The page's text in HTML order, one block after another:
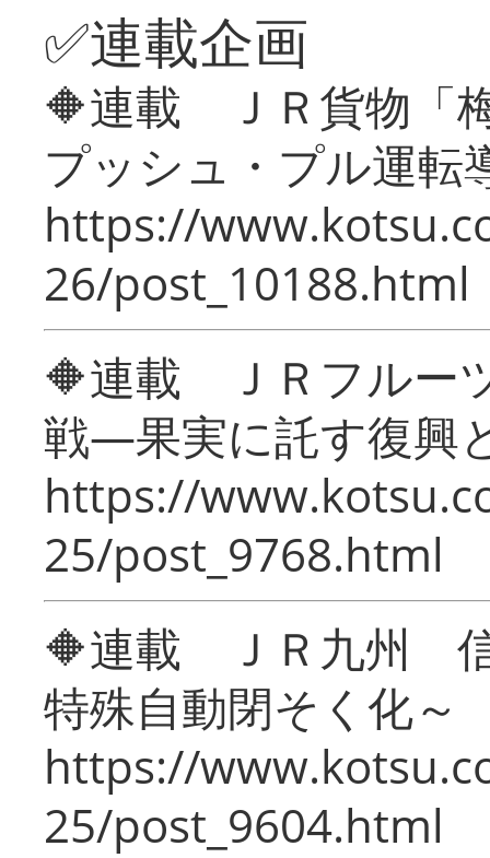
✅連載企画
🔶連載 ＪＲ貨物「
プッシュ・プル運転
https://
26/post_10188.html
🔶連載 ＪＲフルー
戦―果実に託す復興
https://
25/post_9768.html
🔶連載 ＪＲ九州 信
特殊自動閉そく化～
https://
25/post_9604.html